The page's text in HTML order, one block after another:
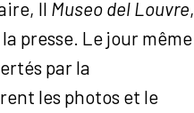
Il Museo del Louvre,
presse. Le jour même
par la
les photos et le